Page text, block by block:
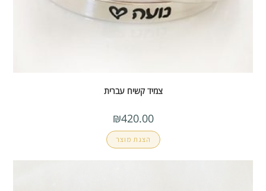
צמיד קשיח עברית
₪420.00
הצגת מוצר